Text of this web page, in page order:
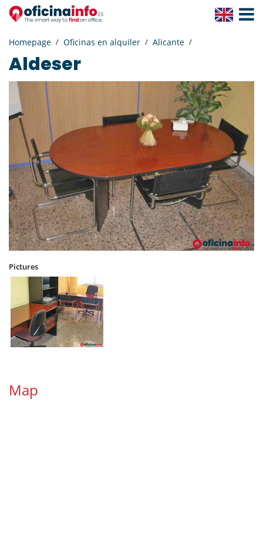
Toggle
Homepage Oficinas en alquiler Alicante
Aldeser
Pictures
Map